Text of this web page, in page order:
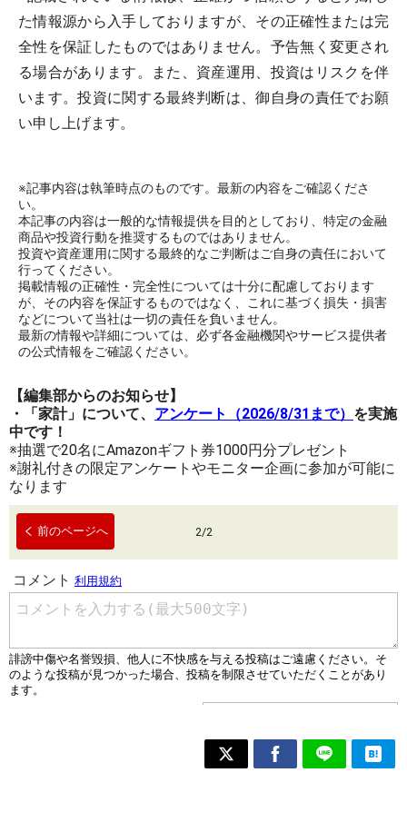
た情報源から入手しておりますが、その正確性または完
全性を保証したものではありません。予告無く変更され
る場合があります。また、資産運用、投資はリスクを伴
います。投資に関する最終判断は、御自身の責任でお願
い申し上げます。
※記事内容は執筆時点のものです。最新の内容をご確認くださ
い。
本記事の内容は一般的な情報提供を目的としており、特定の金融
商品や投資行動を推奨するものではありません。
投資や資産運用に関する最終的なご判断はご自身の責任において
行ってください。
掲載情報の正確性・完全性については十分に配慮しております
が、その内容を保証するものではなく、これに基づく損失・損害
などについて当社は一切の責任を負いません。
最新の情報や詳細については、必ず各金融機関やサービス提供者
の公式情報をご確認ください。
【編集部からのお知らせ】
・「家計」について、 アンケート（2026/8/31まで） を実施
中です！
※抽選で20名にAmazonギフト券1000円分プレゼント
※謝礼付きの限定アンケートやモニター企画に参加が可能に
なります
前のページへ 2/2